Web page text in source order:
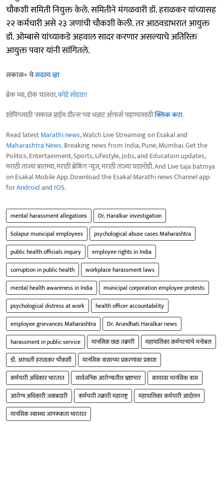
चौकशी समिती नियुक्त केले. समितीने मंगळवारी डॉ. हराळकर यांच्यासह
२२ कर्मचारी असे २३ जणांची चौकशी केली. तर आठवडाभरात आयुक्त
डॉ. ओम्बासे यांच्याकडे अहवाल सादर करणार असल्याचे अतिरिक्त
आयुक्त पवार यांनी सांगितले.
सकाळ+ चेसदस्य व्हा
ब्रेक घ्या, डोकं चालवा,कोडे सोडवा!
शॉपिंगसाठी 'सकाळ प्राईम डील्स'च्या भन्नाट ऑफर्स पाहण्यासाठीक्लिक करा.
Read latestMarathi news, Watch Live Streaming on Esakal and
Maharashtra News. Breaking news from India, Pune, Mumbai. Get the
Politics, Entertainment, Sports, Lifestyle, Jobs, and Education updates,
मराठी ताज्या बातम्या, मराठी ब्रेकिंग न्यूज, मराठी ताज्या घडामोडी. And Live taja batmya
on Esakal Mobile App. Download the Esakal Marathi news Channel app
forAndroidand IOS.
mental harassment allegations
Dr. Haralkar investigation
Solapur municipal employees
psychological abuse cases Maharashtra
public health officials inquiry
employee rights in India
corruption in public health
workplace harassment laws
mental health awareness in India
municipal corporation employee protests
psychological distress at work
health officer accountability
employee grievances Maharashtra
Dr. Arundhati Haralkar news
harassment in public service
मानसिक छळ तक्रारी
महापालिका कर्मचाऱ्यांचे मनोबल
डॉ. अरुंधती हराळकर चौकशी
मानसिक त्रासाच्या प्रकरणांवर प्रकाश
कर्मचारी अधिकार भारतात
सार्वजनिक आरोग्यातील भ्रष्टाचार
कामावर मानसिक त्रास
आरोग्य अधिकारी जवाबदारी
कर्मचारी तक्रारी महाराष्ट्र
महापालिका कर्मचारी आंदोलन
मानसिक स्वास्थ्य जागरूकता भारतात